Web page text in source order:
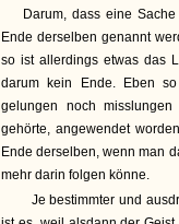
Darum, dass eine
Ende derselben genannt
so ist allerdings etwas das
darum kein Ende. Eben
gelungen noch
gehörte, angewendet
Ende derselben, wenn man
mehr darin folgen könne.
Je bestimmter und